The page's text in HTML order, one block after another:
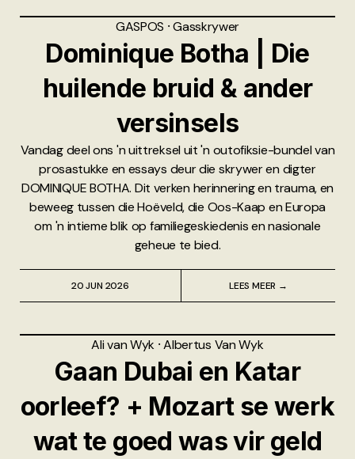
GASPOS ⸱Gasskrywer
Dominique Botha | Die
huilende bruid & ander
versinsels
Vandag deel ons 'n uittreksel uit 'n outofiksie-bundel van
prosastukke en essays deur die skrywer en digter
DOMINIQUE BOTHA. Dit verken herinnering en trauma, en
beweeg tussen die Hoëveld, die Oos-Kaap en Europa
om 'n intieme blik op familiegeskiedenis en nasionale
geheue te bied.
20 JUN 2026 LEES MEER →
Ali van Wyk ⸱Albertus Van Wyk
Gaan Dubai en Katar
oorleef? + Mozart se werk
wat te goed was vir geld